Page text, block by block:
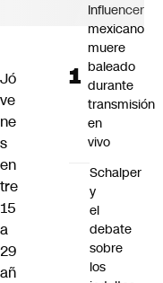
Jó
ve
ne
s
en
tre
15
a
29
añ
Influencer
mexicano
muere
baleado
durante
transmisión
en
vivo
Schalper
y
el
debate
sobre
los